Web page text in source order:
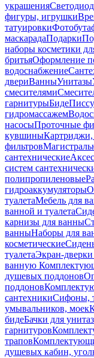
украшения
фигуры, игрушки
татуировки
маскарадаПодарки
наборы косметики
бритьяОформление
водоснабжение
двериВанныУнитазы
смесителями
гарнитурыБиде
гидромассажем
насосыПроточные
кувшины
фильтров
сантехнические
систем
полипропиленовые
гидроаккумуляторы
туалетаМебель для
ванной и туалета
карнизы для ванны
ванныНаборы для
косметические
туалетаЭкран-дверки
ванную
душевых поддонов
поддонов
сантехникиСифоны,
умывальников, моек
бидеБачки для
гарнитуров
трапов
душевых кабин,